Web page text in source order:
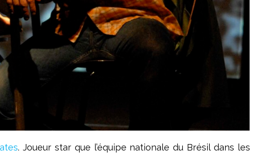
. Joueur star que l’équipe nationale du Brésil dans les